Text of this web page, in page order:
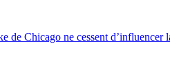
Chicago ne cessent d’influencer